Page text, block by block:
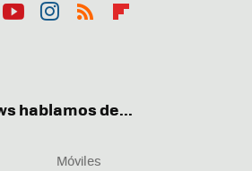
hablamos de...
Móviles